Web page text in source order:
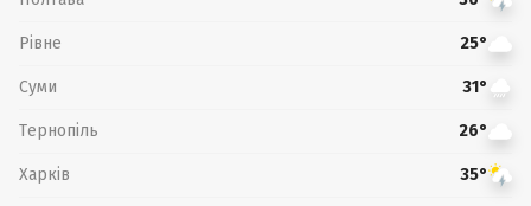
Рівне 25°
Суми 31°
Тернопіль 26°
Харків 35°